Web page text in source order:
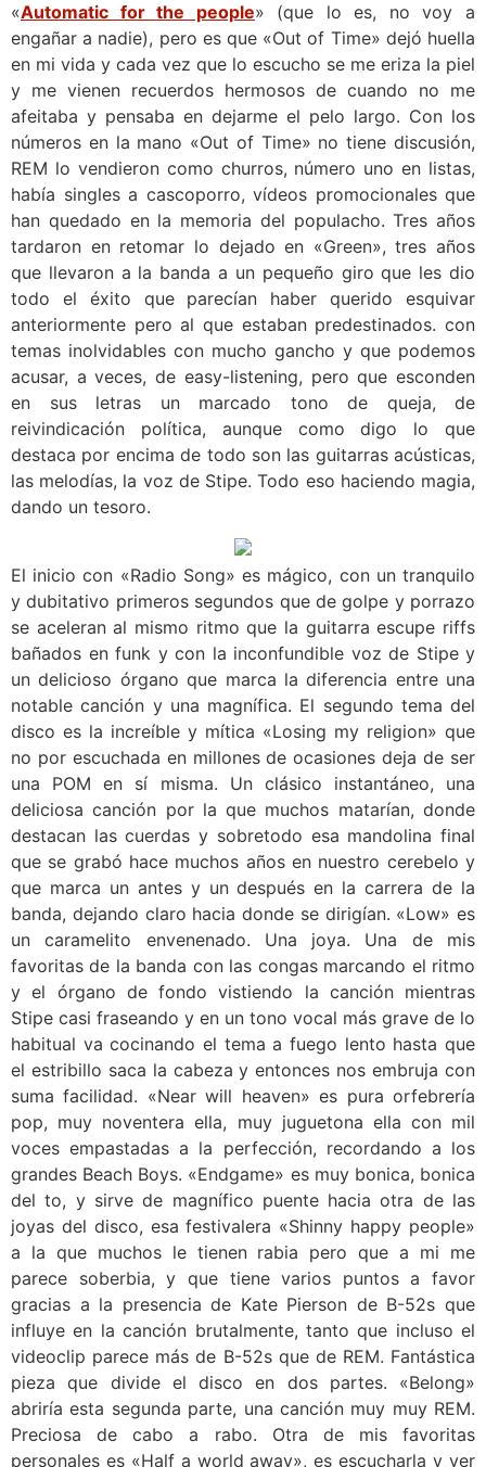
«Automatic for the people» (que lo es, no voy a
engañar a nadie), pero es que «Out of Time» dejó huella
en mi vida y cada vez que lo escucho se me eriza la piel
y me vienen recuerdos hermosos de cuando no me
afeitaba y pensaba en dejarme el pelo largo. Con los
números en la mano «Out of Time» no tiene discusión,
REM lo vendieron como churros, número uno en listas,
había singles a cascoporro, vídeos promocionales que
han quedado en la memoria del populacho. Tres años
tardaron en retomar lo dejado en «Green», tres años
que llevaron a la banda a un pequeño giro que les dio
todo el éxito que parecían haber querido esquivar
anteriormente pero al que estaban predestinados. con
temas inolvidables con mucho gancho y que podemos
acusar, a veces, de easy-listening, pero que esconden
en sus letras un marcado tono de queja, de
reivindicación política, aunque como digo lo que
destaca por encima de todo son las guitarras acústicas,
las melodías, la voz de Stipe. Todo eso haciendo magia,
dando un tesoro.
El inicio con «Radio Song» es mágico, con un tranquilo
y dubitativo primeros segundos que de golpe y porrazo
se aceleran al mismo ritmo que la guitarra escupe riffs
bañados en funk y con la inconfundible voz de Stipe y
un delicioso órgano que marca la diferencia entre una
notable canción y una magnífica. El segundo tema del
disco es la increíble y mítica «Losing my religion» que
no por escuchada en millones de ocasiones deja de ser
una POM en sí misma. Un clásico instantáneo, una
deliciosa canción por la que muchos matarían, donde
destacan las cuerdas y sobretodo esa mandolina final
que se grabó hace muchos años en nuestro cerebelo y
que marca un antes y un después en la carrera de la
banda, dejando claro hacia donde se dirigían. «Low» es
un caramelito envenenado. Una joya. Una de mis
favoritas de la banda con las congas marcando el ritmo
y el órgano de fondo vistiendo la canción mientras
Stipe casi fraseando y en un tono vocal más grave de lo
habitual va cocinando el tema a fuego lento hasta que
el estribillo saca la cabeza y entonces nos embruja con
suma facilidad. «Near will heaven» es pura orfebrería
pop, muy noventera ella, muy juguetona ella con mil
voces empastadas a la perfección, recordando a los
grandes Beach Boys. «Endgame» es muy bonica, bonica
del to, y sirve de magnífico puente hacia otra de las
joyas del disco, esa festivalera «Shinny happy people»
a la que muchos le tienen rabia pero que a mi me
parece soberbia, y que tiene varios puntos a favor
gracias a la presencia de Kate Pierson de B-52s que
influye en la canción brutalmente, tanto que incluso el
videoclip parece más de B-52s que de REM. Fantástica
pieza que divide el disco en dos partes. «Belong»
abriría esta segunda parte, una canción muy muy REM.
Preciosa de cabo a rabo. Otra de mis favoritas
personales es «Half a world away», es escucharla y ver